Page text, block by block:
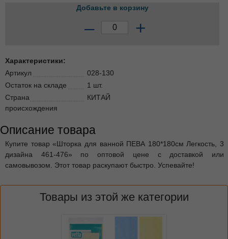
Добавьте в корзину
– +
Характеристики:
Артикул
028-130
Остаток на складе
1 шт.
Страна
происхождения
КИТАЙ
Описание товара
Купите товар «Шторка для ванной ПЕВА 180*180см Легкость, 3
дизайна 461-476» по оптовой цене с доставкой или
самовывозом. Этот товар раскупают быстро. Успевайте!
Товары из этой же категории